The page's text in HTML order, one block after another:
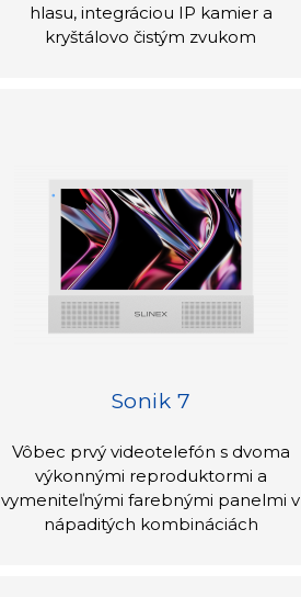
hlasu, integráciou IP kamier a
kryštálovo čistým zvukom
Sonik 7
Vôbec prvý videotelefón s dvoma
výkonnými reproduktormi a
vymeniteľnými farebnými panelmi v
nápaditých kombináciách